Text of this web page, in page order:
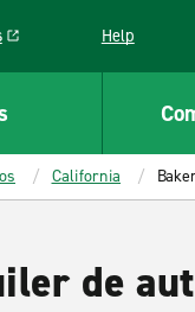
Help
California
de